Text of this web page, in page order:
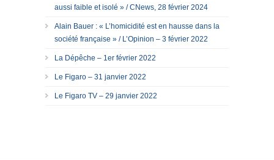
aussi faible et isolé » / CNews, 28 février 2024
Alain Bauer : « L’homicidité est en hausse dans la
société française » / L’Opinion – 3 février 2022
La Dépêche – 1er février 2022
Le Figaro – 31 janvier 2022
Le Figaro TV – 29 janvier 2022